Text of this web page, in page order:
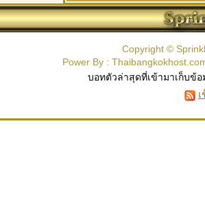
Copyright ©
Power By :
บอทตัวล่าสุดที่เข้ามาเก็บข้